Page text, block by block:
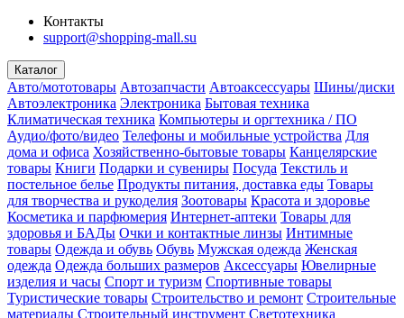
Контакты
support@shopping-mall.su
Каталог
Авто/мототовары Автозапчасти Автоаксессуары Шины/диски
Автоэлектроника Электроника Бытовая техника
Климатическая техника Компьютеры и оргтехника / ПО
Аудио/фото/видео Телефоны и мобильные устройства Для
дома и офиса Хозяйственно-бытовые товары Канцелярские
товары Книги Подарки и сувениры Посуда Текстиль и
постельное белье Продукты питания, доставка еды Товары
для творчества и рукоделия Зоотовары Красота и здоровье
Косметика и парфюмерия Интернет-аптеки Товары для
здоровья и БАДы Очки и контактные линзы Интимные
товары Одежда и обувь Обувь Мужская одежда Женская
одежда Одежда больших размеров Аксессуары Ювелирные
изделия и часы Спорт и туризм Спортивные товары
Туристические товары Строительство и ремонт Строительные
материалы Строительный инструмент Светотехника